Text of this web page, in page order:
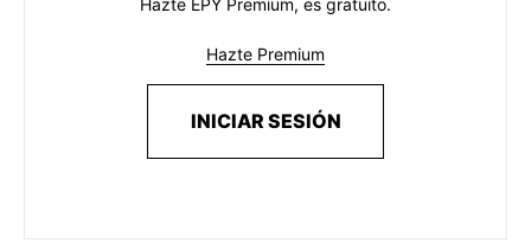
Hazte Premium
INICIAR SESIÓN